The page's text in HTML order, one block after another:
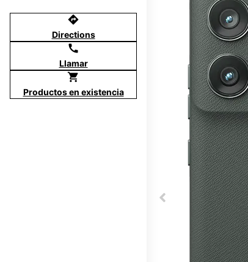
directions
Directions
call
Llamar
shopping_cart
Productos en existencia